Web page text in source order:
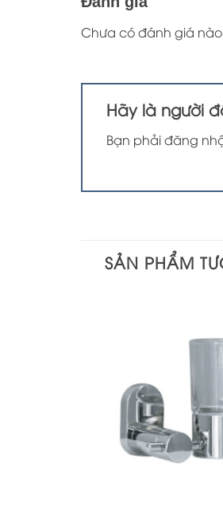
Chưa có đánh giá
Hãy là người
Bạn phảiđăng
SẢN PHẨM